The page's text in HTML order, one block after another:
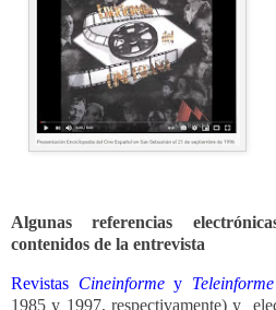
Algunas referencias
contenidos de la entrevista
Revistas Cineinformey Teleinforme
1985 y 1997, respectivamente) y